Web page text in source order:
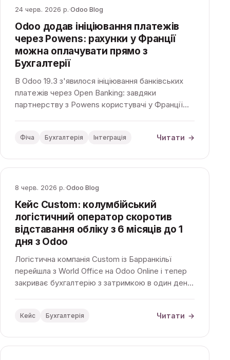
24 черв. 2026 р.·Odoo Blog
Odoo додав ініціювання платежів
через Powens: рахунки у Франції
можна оплачувати прямо з
Бухгалтерії
В Odoo 19.3 з'явилося ініціювання банківських
платежів через Open Banking: завдяки
партнерству з Powens користувачі у Франції
Фіча Бухгалтерія Інтеграція Читати →
8 черв. 2026 р.·Odoo Blog
Кейс Custom: колумбійський
логістичний оператор скоротив
відставання обліку з 6 місяців до 1
дня з Odoo
Логістична компанія Custom із Барранкільї
перейшла з World Office на Odoo Online і тепер
закриває бухгалтерію з затримкою в один день
Кейс Бухгалтерія Читати →